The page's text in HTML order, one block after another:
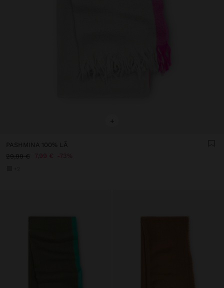
+
PASHMINA 100% LÃ
29,99 €
7,99 € 73%